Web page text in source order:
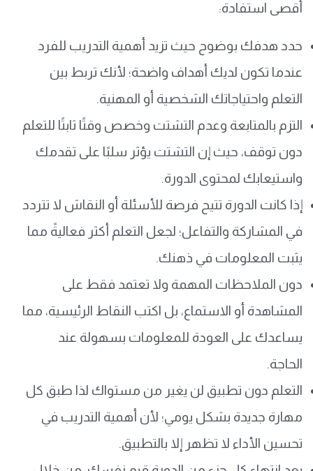
أقصى استفادة:
حدد هدفك بوضوح حيث تزيد أهمية التدريب للفرد
عندما تكون لديك أهداف واضحة؛ لأنك تربط بين
التعلم واحتياجاتك الشخصية أو المهنية.
التزم بالمتابعة وعدم التشتت وخصص وقتًا ثابتًا للتعلم
دون توقف، حيث إن التشتت يؤثر سلبًا على تقدمك
واستيعابك لمحتوى الدورة.
إذا كانت الدورة تتيح فرصة للأسئلة أو النقاش لا تتردد
في المشاركة والتفاعل؛ لجعل التعلم أكثر فعاليةً مما
يثبت المعلومات في ذهنك.
دون الملاحظات المهمة ولا تعتمد فقط على
المشاهدة أو الاستماع، بل اكتب النقاط الرئيسية، مما
يساعدك على العودة للمعلومات بسهولة عند
الحاجة.
التعلم دون تطبيق لن يغير من مستواك لذا طبق كل
مهارة جديدة بشكل يومي؛ لأن أهمية التدريب في
تحسين الأداء لا تظهر إلا بالتطبيق.